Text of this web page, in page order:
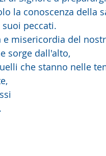
la conoscenza della
peccati.
e misericordia del
sorge dall'alto,
che stanno nelle